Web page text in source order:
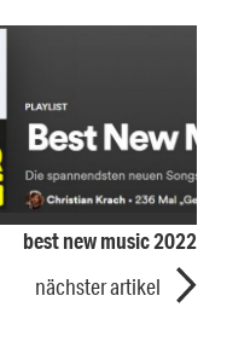
best new music 2022
nächster artikel